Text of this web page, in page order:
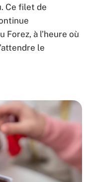
Ce filet de
Forez, à l’heure où
le